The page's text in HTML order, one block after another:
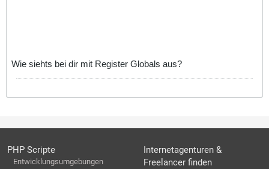
Wie siehts bei dir mit Register Globals aus?
PHP Scripte
Entwicklungsumgebungen
Internetagenturen &
Freelancer finden